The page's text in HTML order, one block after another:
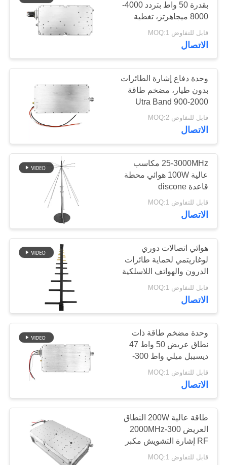
خريطة
الموقع
PRIVACY
POLICY
مكبر طاقة النطاق
العريض
18
مضخم أحادي الاتجاه
15
مكبر ثنائي الاتجاه
12
جهاز تشويش إشارات
الطائرات بدون طيار
96
بقدرة 50 واط بتردد 4000-
8000 ميجاهرتز، تغطية
مضاد للطائرات بدون طيار،
وحدة مضخم بدون مصدر
قابل للتفاوض MOQ:1
الاتصال
وحدة دفاع إشارة الطائرات
بدون طيار، مضخم طاقة
Utra Band 900-2000
ميجاهرتز، 100 واط،
لمكافحة الطائرات بدون
قابل للتفاوض MOQ:2
الاتصال
25-3000MHz مكاسب
عالية 100W هوائي محطة
قاعدة discone
قابل للتفاوض MOQ:1
الاتصال
هوائي اتصالات دوري
لوغاريتمي لحماية طائرات
الدرون والهواتف اللاسلكية
فاي
قابل للتفاوض MOQ:1
الاتصال
وحدة مضخم طاقة ذات
نطاق عريض 50 واط 47
ديسيبل ميلي واط 300-
2000 ميجاهرتز لمجال
الاتصالات
قابل للتفاوض MOQ:1
الاتصال
طاقة عالية 200W النطاق
العريض 300-2000MHz
RF إشارة التشويش مكبر
قوة مكبر
قابل للتفاوض MOQ:1